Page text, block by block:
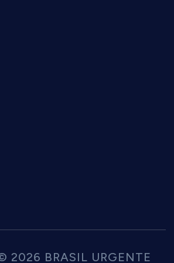
2026 BRASIL URGENTE